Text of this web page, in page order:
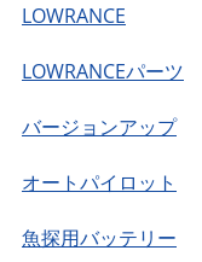
LOWRANCE
LOWRANCEパーツ
バージョンアップ
オートパイロット
魚探用バッテリー